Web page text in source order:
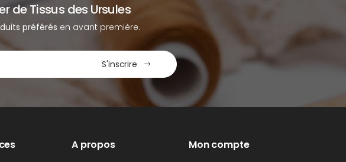
de Tissus des Ursules
préférés en avant première.
S'inscrire
A propos Mon compte